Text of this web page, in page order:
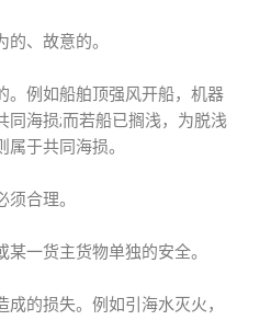
、故意的。
例如船舶顶强风开船，机器
同海损;而若船已搁浅，为脱浅
于共同海损。
合理。
一货主货物单独的安全。
的损失。例如引海水灭火，